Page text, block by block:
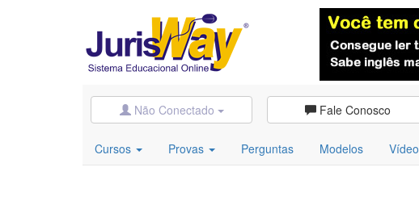
Não Conectado Fale Conosco
Cursos Provas Perguntas Modelos